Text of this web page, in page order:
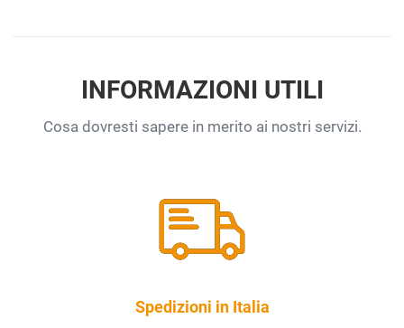
INFORMAZIONI UTILI
Cosa dovresti sapere in merito ai nostri servizi.
Spedizioni in Italia